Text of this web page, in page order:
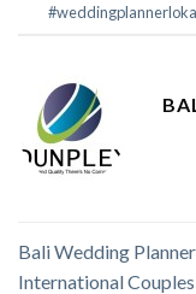
Bali Wedding
International